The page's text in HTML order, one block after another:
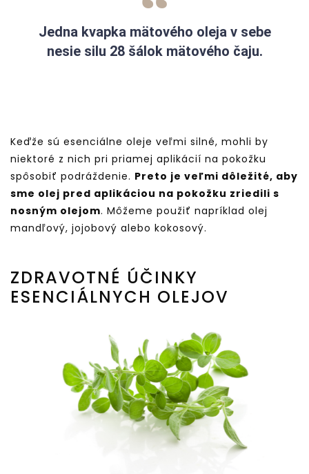
Jedna kvapka mätového oleja v sebe
nesie silu 28 šálok mätového čaju.
Keďže sú esenciálne oleje veľmi silné, mohli by
niektoré z nich pri priamej aplikácií na pokožku
spôsobiť podráždenie. Preto je veľmi dôležité, aby
sme olej pred aplikáciou na pokožku zriedili s
nosným olejom. Môžeme použiť napríklad olej
mandľový, jojobový alebo kokosový.
ZDRAVOTNÉ ÚČINKY
ESENCIÁLNYCH OLEJOV